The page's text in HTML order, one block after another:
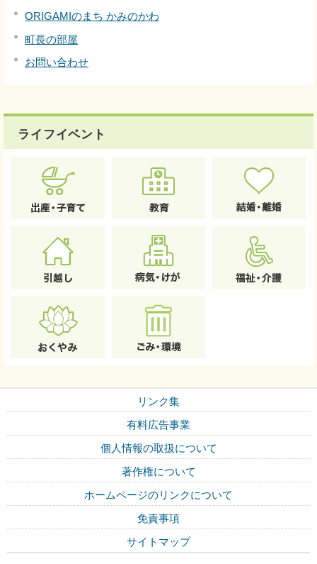
ORIGAMIのまち かみのかわ
町長の部屋
お問い合わせ
ライフイベント
リンク集
有料広告事業
個人情報の取扱について
著作権について
ホームページのリンクについて
免責事項
サイトマップ